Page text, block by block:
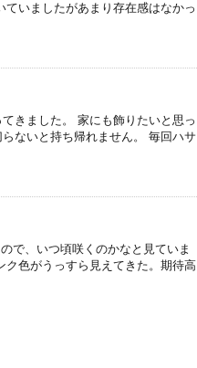
いましたがあまり存在感はなかっ
きました。 家にも飾りたいと思っ
ないと持ち帰れません。 毎回ハサ
で、いつ頃咲くのかなと見ていま
ク色がうっすら見えてきた。期待高